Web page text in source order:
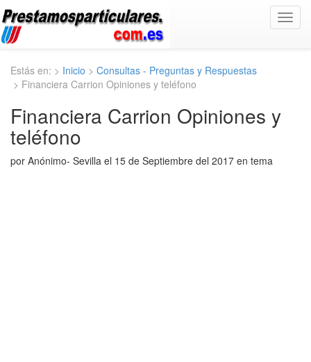
Estás en: > Inicio > Consultas - Preguntas y Respuestas
> Financiera Carrion Opiniones y teléfono
Financiera Carrion Opiniones y
teléfono
por Anónimo- Sevilla el 15 de Septiembre del 2017 en tema